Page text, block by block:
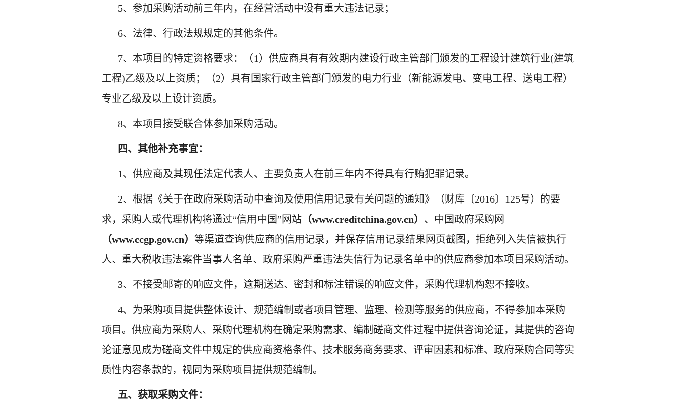
5、参加采购活动前三年内，在经营活动中没有重大违法记录；
6、 法律、行政法规规定的其他条件。
7、本项目的特定资格要求： （1 ） 供应商具有有效期内建设行政主管部门颁发的工程设计建筑行业(建筑
工程)乙级及以上资质；（2）具有国家行政主管部门颁发的电力行业（新能源发电、变电工程、送电工程）
专业乙级及以上设计资质。
8、本项目接受联合体参加采购活动。
四、 其他补充事宜：
1、 供应商及其现任法定代表人、主要负责人在前三年内不得具有行贿犯罪记录。
2、 根据《关于在政府采购活动中查询及使用信用记录有关问题的通知》（财库〔2016〕125号）的要
求， 采购人或代理机构将通过“信用中国”网站 （www.creditchina.gov.cn） 、 中国政府采购网
（www.ccgp.gov.cn） 等渠道查询供应商的信用记录， 并保存信用记录结果网页截图，拒绝列入失信被执行
人、重大税收违法案件当事人名单、政府采购严重违法失信行为记录名单中的供应商参加本项目 采购活动。
3、 不接受邮寄的响应文件， 逾期送达、密封和标注错误的响应文件，采购代理机构恕不接收。
4、 为采购项目提供整体设计、规范编制或者项目管理、监理、检测等服务的供应商，不得参加本采购
项目。供应商为采购人、采购代理机构在确定采购需求、编制磋商文件过程中提供咨询论证，其提供的咨询
论证意见成为磋商文件中规定的供应商资格条件、技术服务商务要求、评审因素和标准、政府采购合同等实
质性内容条款的，视同为采购项目提供规范编制。
五、获取采购文件：